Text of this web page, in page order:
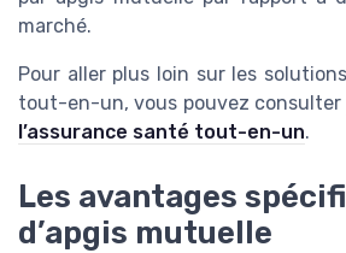
marché.
Pour aller plus loin sur les
tout-en-un, vous pouvez consulter
l’assurance santé tout-en-un.
Les avantages
d’apgis mutuelle